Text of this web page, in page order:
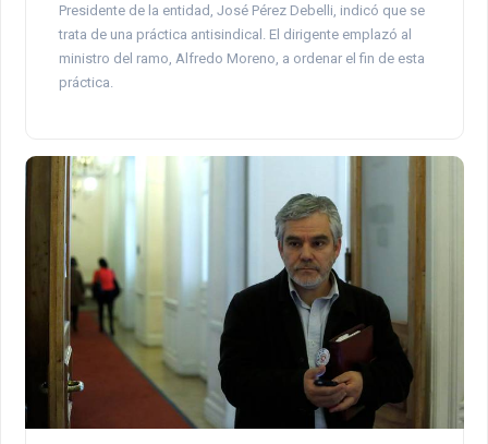
Presidente de la entidad, José Pérez Debelli, indicó que se
trata de una práctica antisindical. El dirigente emplazó al
ministro del ramo, Alfredo Moreno, a ordenar el fin de esta
práctica.